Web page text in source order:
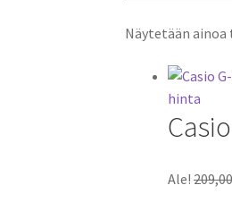
Näytetään ainoa
Ale!